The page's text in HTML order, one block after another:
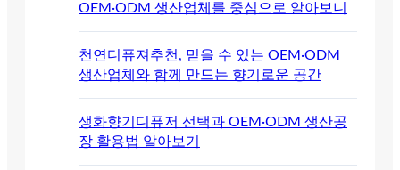
OEM·ODM 생산업체를 중심으로 알아보니
천연디퓨져추천, 믿을 수 있는 OEM·ODM
생산업체와 함께 만드는 향기로운 공간
생화향기디퓨저 선택과 OEM·ODM 생산공
장 활용법 알아보기